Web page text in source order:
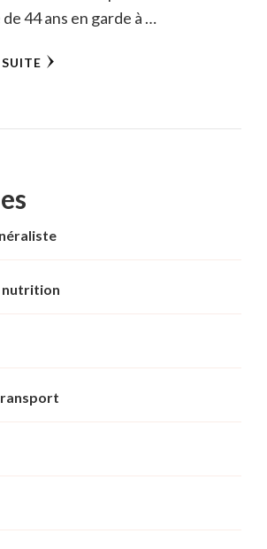
44 ans en garde à …
nutrition